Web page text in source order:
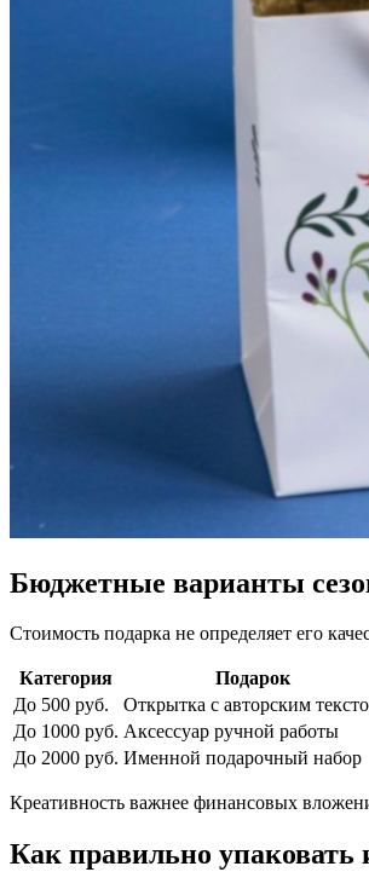
Бюджетные варианты
Стоимость подарка не определяет его
Категория Подарок
До 500 руб.
Открытка с авторским
До 1000 руб. Аксессуар ручной работы
До 2000 руб. Именной подарочный набор
Креативность важнее финансовых
Как правильно упаковать